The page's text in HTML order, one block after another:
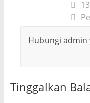
Hubungi
Tinggalkan